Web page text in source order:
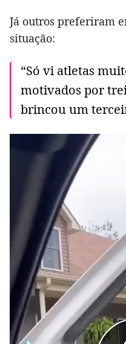
Já outros preferiram
situação:
“Só vi atletas
motivados por
brincou um